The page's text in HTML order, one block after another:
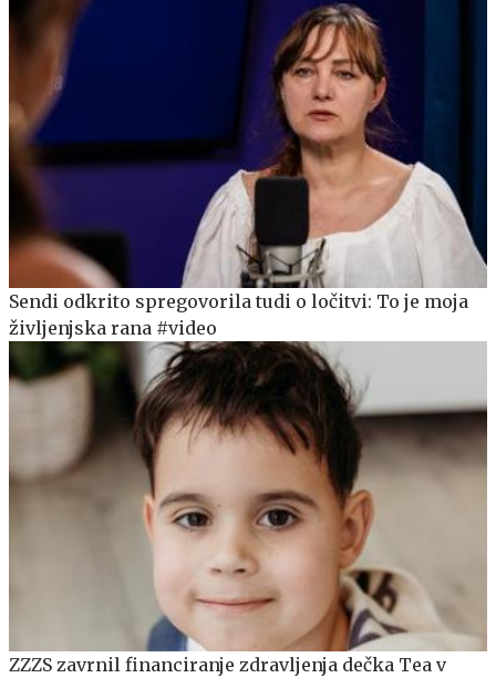
Sendi odkrito spregovorila tudi o ločitvi: To je moja
življenjska rana #video
ZZZS zavrnil financiranje zdravljenja dečka Tea v